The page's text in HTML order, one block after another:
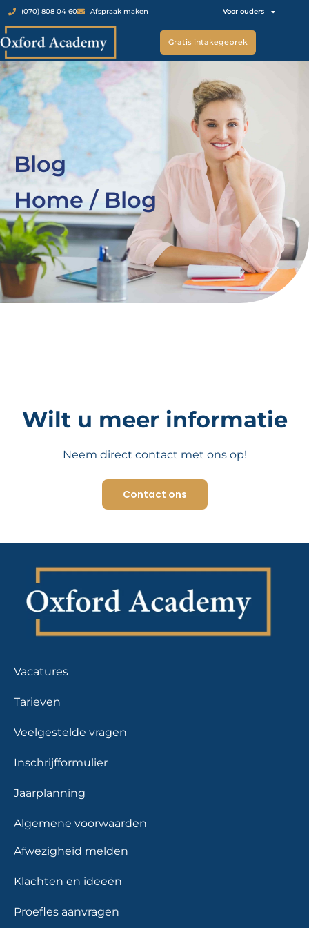
(070) 808 04 60 Afspraak maken Voor ouders
Gratis intakegeprek
Blog
Home / Blog
Wilt u meer informatie
Neem direct contact met ons op!
Contact ons
Vacatures
Tarieven
Veelgestelde vragen
Inschrijfformulier
Jaarplanning
Algemene voorwaarden
Afwezigheid melden
Klachten en ideeën
Proefles aanvragen